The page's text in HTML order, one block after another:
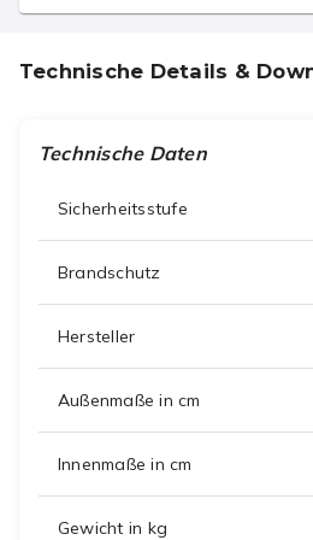
Technische Details &
Technische Daten
Sicherheitsstufe
Brandschutz
Hersteller
Außenmaße in cm
Innenmaße in cm
Gewicht in kg